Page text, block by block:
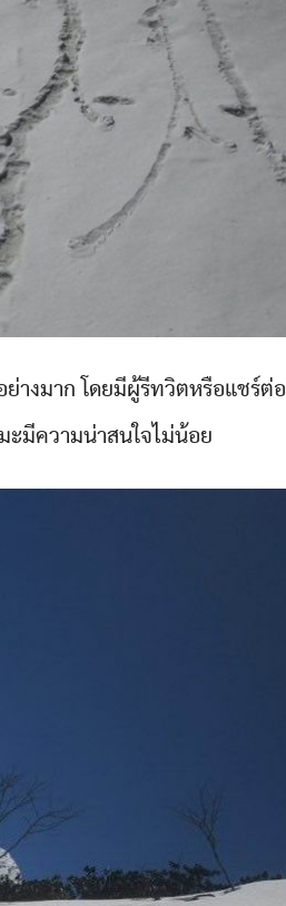
ย่างมาก โดยมีผู้รีทวิตหรือแชร์ต่อ
ะมีความน่าสนใจไม่น้อย